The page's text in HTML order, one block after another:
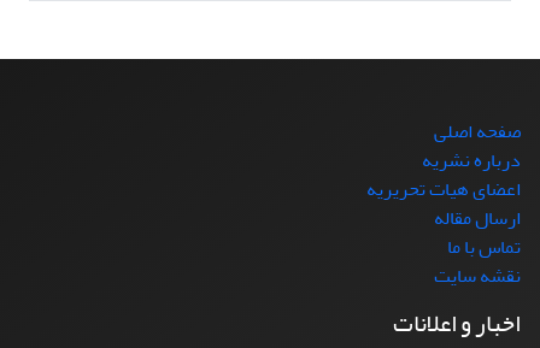
صفحه اصلی
درباره نشریه
اعضای هیات تحریریه
ارسال مقاله
تماس با ما
نقشه سایت
اخبار و اعلانات